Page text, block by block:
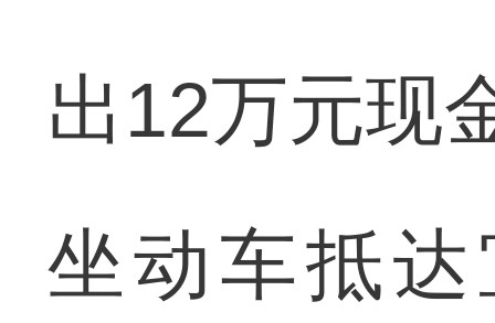
出12万元现
坐动车抵